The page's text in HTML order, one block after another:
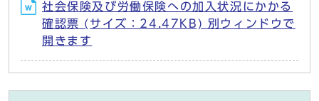
社会保険及び労働保険への加入状況にかかる
確認票 (サイズ：24.47KB) 別ウィンドウで
開きます